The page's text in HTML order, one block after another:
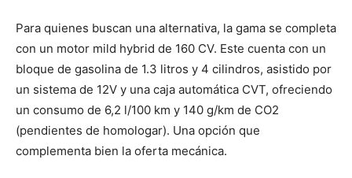
Para quienes buscan una alternativa, la gama se completa
con un motor mild hybrid de 160 CV. Este cuenta con un
bloque de gasolina de 1.3 litros y 4 cilindros, asistido por
un sistema de 12V y una caja automática CVT, ofreciendo
un consumo de 6,2 l/100 km y 140 g/km de CO2
(pendientes de homologar). Una opción que
complementa bien la oferta mecánica.